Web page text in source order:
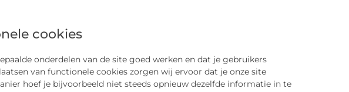
cookies
onderdelen van de site goed werken en dat je gebruikers
van functionele cookies zorgen wij ervoor dat je onze site
hoef je bijvoorbeeld niet steeds opnieuw dezelfde informatie in te